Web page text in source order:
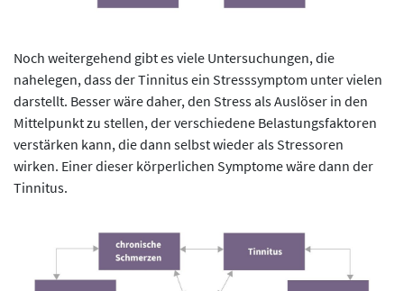
Noch weitergehend gibt es viele Untersuchungen, die
nahelegen, dass der Tinnitus ein Stresssymptom unter vielen
darstellt. Besser wäre daher, den Stress als Auslöser in den
Mittelpunkt zu stellen, der verschiedene Belastungsfaktoren
verstärken kann, die dann selbst wieder als Stressoren
wirken. Einer dieser körperlichen Symptome wäre dann der
Tinnitus.